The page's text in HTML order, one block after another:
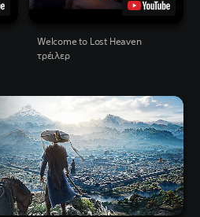
Welcome to Lost Heaven
τρέιλερ